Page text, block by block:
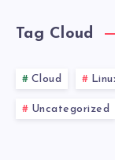
Tag Cloud
Cloud
Uncategorized